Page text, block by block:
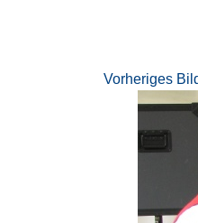
Vorheriges